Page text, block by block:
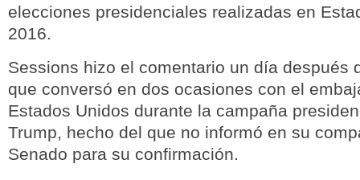
elecciones presidenciales realizadas en
2016.
Sessions hizo el comentario un día después
que conversó en dos ocasiones con el
Estados Unidos durante la campaña
Trump, hecho del que no informó en su
Senado para su confirmación.